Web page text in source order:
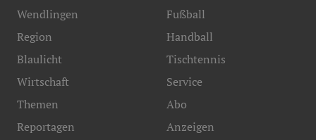
Wendlingen
Region
Blaulicht
Fußball
Handball
Tischtennis
Wirtschaft
Themen
Reportagen
Service
Abo
Anzeigen